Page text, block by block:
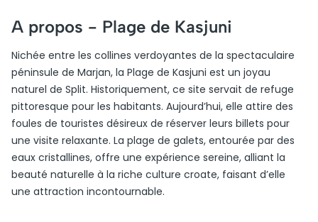
A propos - Plage de Kasjuni
Nichée entre les collines verdoyantes de la spectaculaire
péninsule de Marjan, la Plage de Kasjuni est un joyau
naturel de Split. Historiquement, ce site servait de refuge
pittoresque pour les habitants. Aujourd’hui, elle attire des
foules de touristes désireux de réserver leurs billets pour
une visite relaxante. La plage de galets, entourée par des
eaux cristallines, offre une expérience sereine, alliant la
beauté naturelle à la riche culture croate, faisant d’elle
une attraction incontournable.